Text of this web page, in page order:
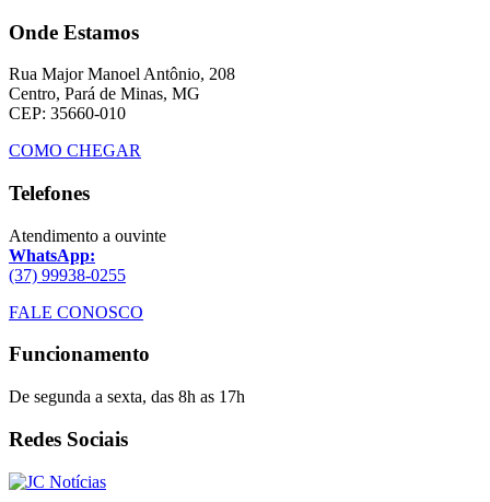
Onde Estamos
Rua Major Manoel Antônio, 208
Centro, Pará de Minas, MG
CEP: 35660-010
COMO CHEGAR
Telefones
Atendimento a ouvinte
WhatsApp:
(37) 99938-0255
FALE CONOSCO
Funcionamento
De segunda a sexta, das 8h as 17h
Redes Sociais